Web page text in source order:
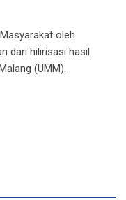
oleh
dari hilirisasi hasil
(UMM).